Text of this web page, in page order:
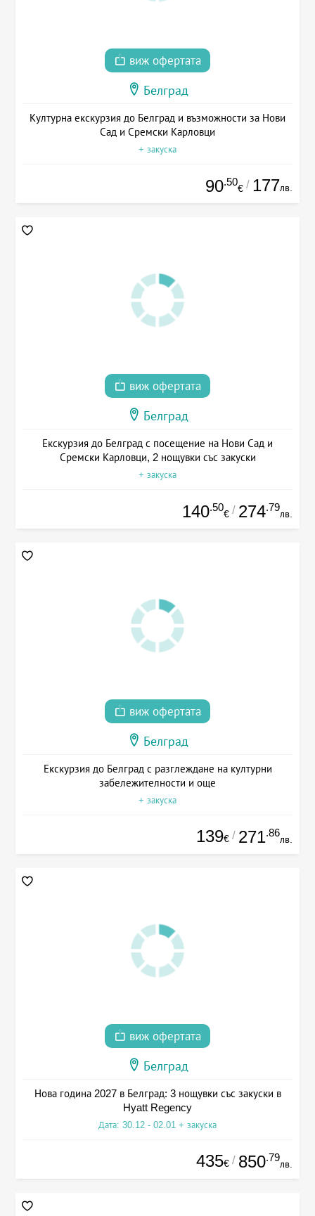
виж офертата
Белград
Културна екскурзия до Белград и възможности за Нови
Сад и Сремски Карловци
+ закуска
90.50
€ / 177лв.
виж офертата
Белград
Екскурзия до Белград с посещение на Нови Сад и
Сремски Карловци, 2 нощувки със закуски
+ закуска
140.50
€ / 274.79
лв.
виж офертата
Белград
Екскурзия до Белград с разглеждане на културни
забележителности и още
+ закуска
139€ / 271.86
лв.
виж офертата
Белград
Нова година 2027 в Белград: 3 нощувки със закуски в
Hyatt Regency
Дата: 30.12 - 02.01 + закуска
435€ / 850.79
лв.